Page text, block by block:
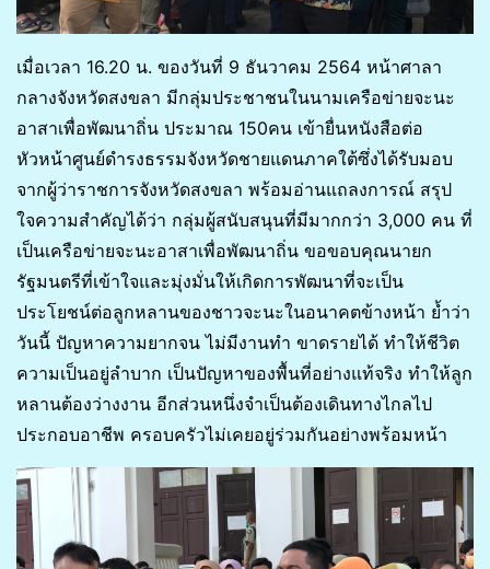
เมื่อเวลา 16.20 น. ของวันที่ 9 ธันวาคม 2564 หน้าศาลา
กลางจังหวัดสงขลา มีกลุ่มประชาชนในนามเครือข่ายจะนะ
อาสาเพื่อพัฒนาถิ่น ประมาณ 150คน เข้ายื่นหนังสือต่อ
หัวหน้าศูนย์ดำรงธรรมจังหวัดชายแดนภาคใต้ซึ่งได้รับมอบ
จากผู้ว่าราชการจังหวัดสงขลา พร้อมอ่านแถลงการณ์ สรุป
ใจความสำคัญได้ว่า กลุ่มผู้สนับสนุนที่มีมากกว่า 3,000 คน ที่
เป็นเครือข่ายจะนะอาสาเพื่อพัฒนาถิ่น ขอขอบคุณนายก
รัฐมนตรีที่เข้าใจและมุ่งมั่นให้เกิดการพัฒนาที่จะเป็น
ประโยชน์ต่อลูกหลานของชาวจะนะในอนาคตข้างหน้า ย้ำว่า
วันนี้ ปัญหาความยากจน ไม่มีงานทำ ขาดรายได้ ทำให้ชีวิต
ความเป็นอยู่ลำบาก เป็นปัญหาของพื้นที่อย่างแท้จริง ทำให้ลูก
หลานต้องว่างงาน อีกส่วนหนึ่งจำเป็นต้องเดินทางไกลไป
ประกอบอาชีพ ครอบครัวไม่เคยอยู่ร่วมกันอย่างพร้อมหน้า